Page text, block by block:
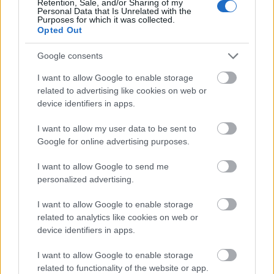
Retention, Sale, and/or Sharing of my
Personal Data that Is Unrelated with the
Purposes for which it was collected.
Opted Out
Google consents
I want to allow Google to enable storage
related to advertising like cookies on web or
device identifiers in apps.
I want to allow my user data to be sent to
Google for online advertising purposes.
I want to allow Google to send me
personalized advertising.
I want to allow Google to enable storage
related to analytics like cookies on web or
device identifiers in apps.
I want to allow Google to enable storage
related to functionality of the website or app.
szorongással is foglalkozni kell
Lazulni, bármi áron
Az akkor még mindig csak 21 éves Tim számára
felfoghatatlan volt, hogy vannak emberek, akik
csak érte látogatnak el egy fesztiválra.
„Ez
egyáltalán nem tűnik valóságosnak,”– fogalmaz